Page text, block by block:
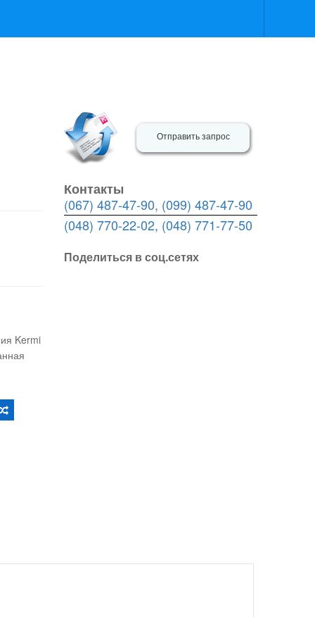
Kermi
Отправить запрос
Контакты
(067) 487-47-90, (099) 487-47-90
(048) 770-22-02, (048) 771-77-50
Поделиться в соц.сетях